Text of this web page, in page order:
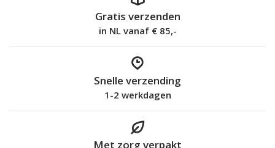
Gratis verzenden
in NL vanaf € 85,-
Snelle verzending
1-2 werkdagen
Met zorg verpakt